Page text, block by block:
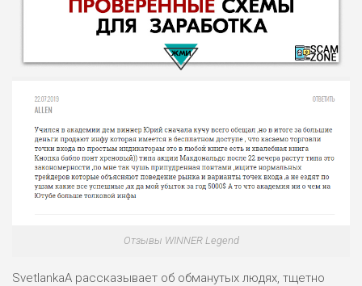
НАЗВАНИЕ ОБЗОР
РИСКИ: НИЗКИЕ
БЮДЖЕТ: ВЫСОКИЙ
ОБЗОР
Отзывы WINNER Legend
SvetlankaA рассказывает об обманутых людях, тщетно